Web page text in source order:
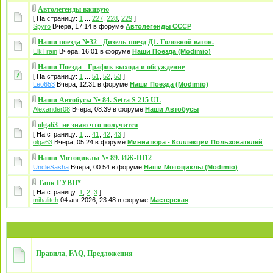
Автолегенды вживую
[ На страницу: 1 227 228 229 ]
Spyro Вчера, 17:14 в форуме Автолегенды СССР
Наши поезда №32 - Дизель-поезд Д1. Головной вагон.
ElkTrain Вчера, 16:01 в форуме Наши Поезда (Modimio)
Наши Поезда - График выхода и обсуждение
[ На страницу: 1 51 52 53 ]
Leo653 Вчера, 12:31 в форуме Наши Поезда (Modimio)
Наши Автобусы № 84. Setra S 215 UL
Alexander08 Вчера, 08:39 в форуме Наши Автобусы
olga63- не знаю что получится
[ На страницу: 1 41 42 43 ]
olga63 Вчера, 05:24 в форуме Миниатюра - Коллекции Пользователей
Наши Мотоциклы № 89. ИЖ-Ш12
UncleSasha Вчера, 00:54 в форуме Наши Мотоциклы (Modimio)
Танк ГУВП*
[ На страницу: 1 2 3 ]
mihalitch 04 авг 2026, 23:48 в форуме Мастерская
Правила, FAQ, Предложения